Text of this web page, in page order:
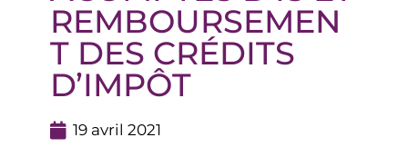
REMBOURSEMEN
T DES CRÉDITS
D’IMPÔT
19 avril 2021